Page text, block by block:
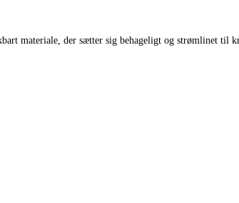
materiale, der sætter sig behageligt og strømlinet til